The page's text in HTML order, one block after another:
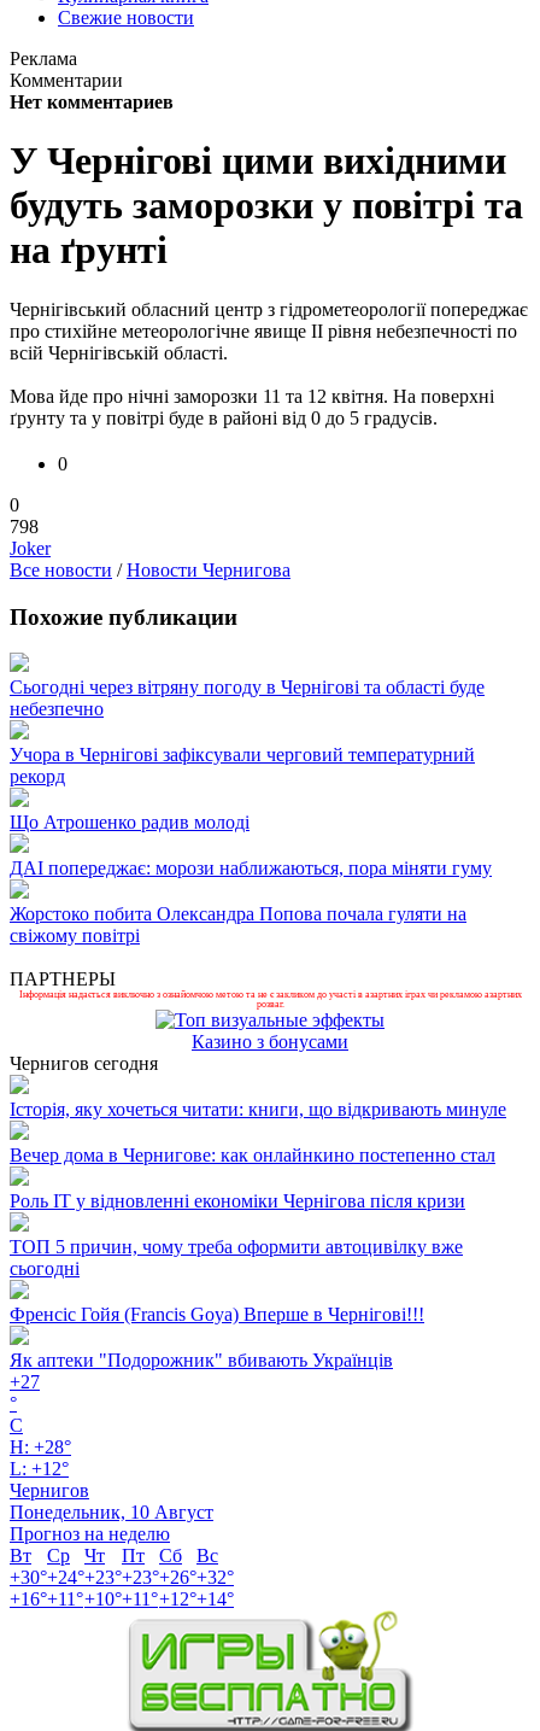
Свежие новости
Реклама
Комментарии
Нет комментариев
У Чернігові цими вихідними
будуть заморозки у повітрі та
на ґрунті
Чернігівський обласний центр з гідрометеорології попереджає
про стихійне метеорологічне явище ІІ рівня небезпечності по
всій Чернігівській області.
Мова йде про нічні заморозки 11 та 12 квітня. На поверхні
ґрунту та у повітрі буде в районі від 0 до 5 градусів.
0
0
798
Joker
Все новости /Новости Чернигова
Похожие публикации
Сьогодні через вітряну погоду в Чернігові та області буде
небезпечно
Учора в Чернігові зафіксували черговий температурний
рекорд
Що Атрошенко радив молоді
ДАІ попереджає: морози наближаються, пора міняти гуму
Жорстоко побита Олександра Попова почала гуляти на
свіжому повітрі
ПАРТНЕРЫ
Інформація надається виключно з ознайомчою метою та не є закликом до участі в азартних іграх чи рекламою азартних
розваг.
Казино з бонусами
Чернигов сегодня
Історія, яку хочеться читати: книги, що відкривають минуле
Вечер дома в Чернигове: как онлайнкино постепенно стал
Роль ІТ у відновленні економіки Чернігова після кризи
ТОП 5 причин, чому треба оформити автоцивілку вже
сьогодні
Френсіс Гойя (Francis Goya) Вперше в Чернігові!!!
Як аптеки "Подорожник" вбивають Українців
+27
°
C
H: +28°
L: +12°
Чернигов
Понедельник, 10 Август
Прогноз на неделю
Вт
Ср Чт Пт Сб
Вс
+30°+24°+23°+23°+26°+32°
+16°+11°+10°+11°+12°+14°